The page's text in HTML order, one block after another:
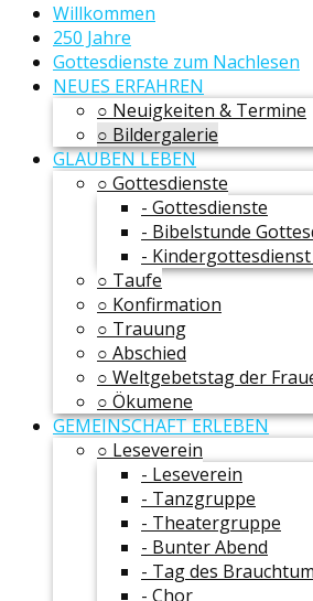
Willkommen
250 Jahre
Gottesdienste zum Nachlesen
NEUES ERFAHREN
○ Neuigkeiten & Termine
○ Bildergalerie
GLAUBEN LEBEN
○ Gottesdienste
- Gottesdienste
- Bibelstunde
- Kindergottesdienst
○ Taufe
○ Konfirmation
○ Trauung
○ Abschied
○ Weltgebetstag der
○ Ökumene
GEMEINSCHAFT ERLEBEN
○ Leseverein
- Leseverein
- Tanzgruppe
- Theatergruppe
- Bunter Abend
- Tag des
- Chor